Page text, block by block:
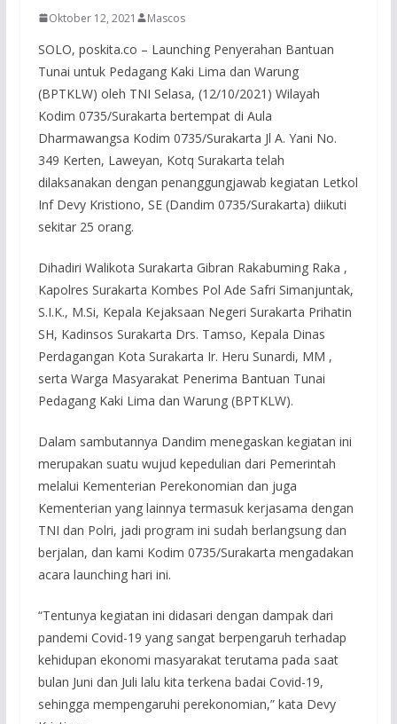
Oktober 12, 2021 Mascos
SOLO, poskita.co – Launching Penyerahan Bantuan
Tunai untuk Pedagang Kaki Lima dan Warung
(BPTKLW) oleh TNI Selasa, (12/10/2021) Wilayah
Kodim 0735/Surakarta bertempat di Aula
Dharmawangsa Kodim 0735/Surakarta Jl A. Yani No.
349 Kerten, Laweyan, Kotq Surakarta telah
dilaksanakan dengan penanggungjawab kegiatan Letkol
Inf Devy Kristiono, SE (Dandim 0735/Surakarta) diikuti
sekitar 25 orang.
Dihadiri Walikota Surakarta Gibran Rakabuming Raka ,
Kapolres Surakarta Kombes Pol Ade Safri Simanjuntak,
S.I.K., M.Si, Kepala Kejaksaan Negeri Surakarta Prihatin
SH, Kadinsos Surakarta Drs. Tamso, Kepala Dinas
Perdagangan Kota Surakarta Ir. Heru Sunardi, MM ,
serta Warga Masyarakat Penerima Bantuan Tunai
Pedagang Kaki Lima dan Warung (BPTKLW).
Dalam sambutannya Dandim menegaskan kegiatan ini
merupakan suatu wujud kepedulian dari Pemerintah
melalui Kementerian Perekonomian dan juga
Kementerian yang lainnya termasuk kerjasama dengan
TNI dan Polri, jadi program ini sudah berlangsung dan
berjalan, dan kami Kodim 0735/Surakarta mengadakan
acara launching hari ini.
“Tentunya kegiatan ini didasari dengan dampak dari
pandemi Covid-19 yang sangat berpengaruh terhadap
kehidupan ekonomi masyarakat terutama pada saat
bulan Juni dan Juli lalu kita terkena badai Covid-19,
sehingga mempengaruhi perekonomian,” kata Devy